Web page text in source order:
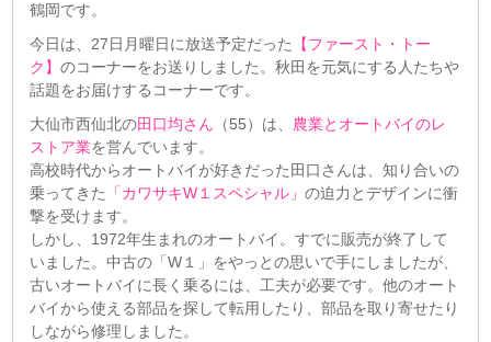
鶴岡です。
今日は、27日月曜日に放送予定だった
【ファースト・トー
ク】のコーナーをお送りしました。秋田を元気にする人たちや
話題をお届けするコーナーです。
大仙市西仙北の田口均さん （55）は、 農業とオートバイのレ
ストア業を営んでいます。
高校時代からオートバイが好きだった田口さんは、知り合いの
乗ってきた
「カワサキW１スペシャル」の迫力とデザインに衝
撃を受けます。
しかし、1972年生まれのオートバイ。すでに販売が終了して
いました。中古の「W１」をやっとの思いで手にしましたが、
古いオートバイに長く乗るには、工夫が必要です。他のオート
バイから使える部品を探して転用したり、部品を取り寄せたり
しながら修理しました。